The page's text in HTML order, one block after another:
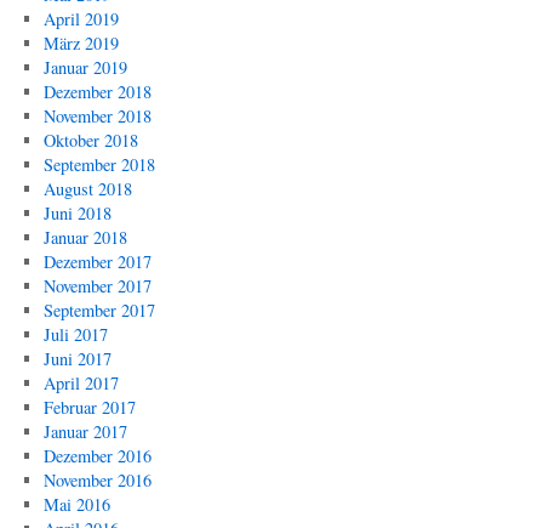
April 2019
März 2019
Januar 2019
Dezember 2018
November 2018
Oktober 2018
September 2018
August 2018
Juni 2018
Januar 2018
Dezember 2017
November 2017
September 2017
Juli 2017
Juni 2017
April 2017
Februar 2017
Januar 2017
Dezember 2016
November 2016
Mai 2016